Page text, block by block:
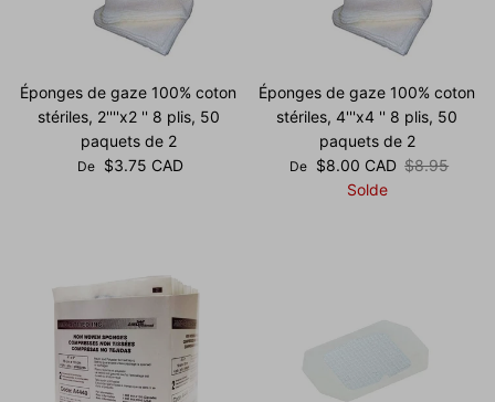
Éponges de gaze 100% coton
stériles, 2''''x2 '' 8 plis, 50
paquets de 2
Prix habituel
De $3.75 CAD
Éponges de gaze 100% coton
stériles, 4'''x4 '' 8 plis, 50
paquets de 2
Prix soldé
De $8.00 CAD Prix habituel
$8.95
Solde